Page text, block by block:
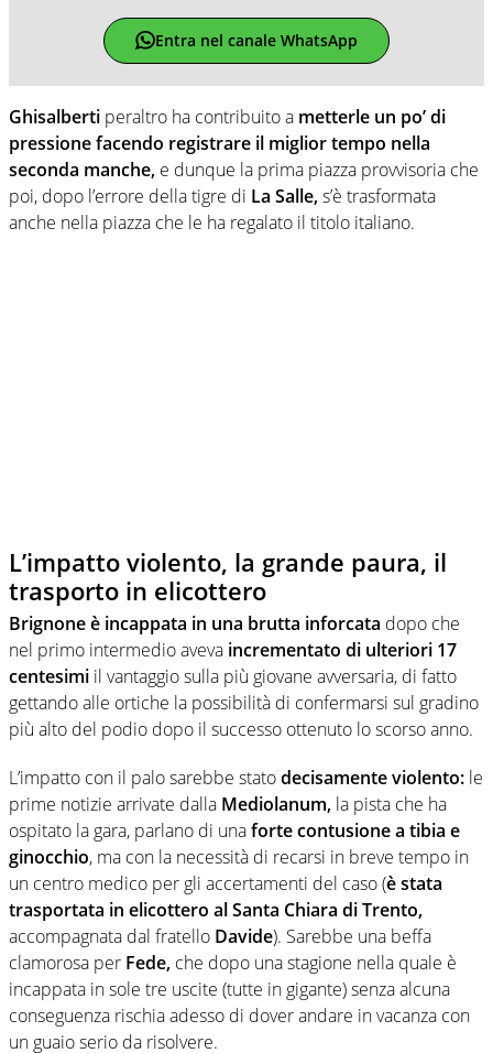
Entra nel canale WhatsApp
Ghisalberti peraltro ha contribuito a metterle un po’ di
pressione facendo registrare il miglior tempo nella
seconda manche, e dunque la prima piazza provvisoria che
poi, dopo l’errore della tigre di La Salle,s’è trasformata
anche nella piazza che le ha regalato il titolo italiano.
L’impatto violento, la grande paura, il
trasporto in elicottero
Brignoneè incappata in una brutta inforcata dopo che
nel primo intermedio aveva incrementato di ulteriori 17
centesimi il vantaggio sulla più giovane avversaria, di fatto
gettando alle ortiche la possibilità di confermarsi sul gradino
più alto del podio dopo il successo ottenuto lo scorso anno.
L’impatto con il palo sarebbe statodecisamente violento: le
prime notizie arrivate dalla Mediolanum, la pista che ha
ospitato la gara, parlano di unaforte contusione a tibia e
ginocchio, ma con la necessità di recarsi in breve tempo in
un centro medico per gli accertamenti del caso (è stata
trasportata in elicottero al Santa Chiara di Trento,
accompagnata dal fratello Davide). Sarebbe una beffa
clamorosa per Fede, che dopo una stagione nella quale è
incappata in sole tre uscite (tutte in gigante) senza alcuna
conseguenza rischia adesso di dover andare in vacanza con
un guaio serio da risolvere.